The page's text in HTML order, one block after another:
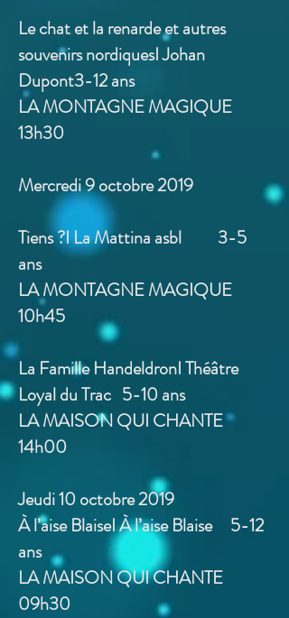
Le chat et la renarde et autres
souvenirs nordiquesI Johan
Dupont3-12 ans
LA MONTAGNE MAGIQUE
13h30
Mercredi 9 octobre 2019
Tiens ?I La Mattina asbl 3-5
ans
LA MONTAGNE MAGIQUE
10h45
La Famille HandeldronI Théâtre
Loyal du Trac 5-10 ans
LA MAISON QUI CHANTE
14h00
Jeudi 10 octobre 2019
À l’aise BlaiseI À l’aise Blaise 5-12
ans
LA MAISON QUI CHANTE
09h30